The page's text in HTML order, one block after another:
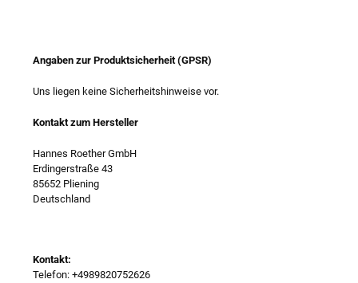
Angaben zur Produktsicherheit (GPSR)
Uns liegen keine Sicherheitshinweise vor.
Kontakt zum Hersteller
Hannes Roether GmbH
Erdingerstraße 43
85652 Pliening
Deutschland
Kontakt:
Telefon: +4989820752626